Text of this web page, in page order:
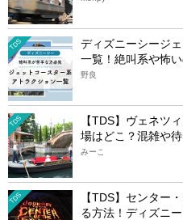
TDS
ディズニーシージ
一覧！絶叫系や怖
野良
TDS
【TDS】ヴェネツ
場はどこ？混雑や
みーこ
TDS
【TDS】センター
る方法！ディズニ